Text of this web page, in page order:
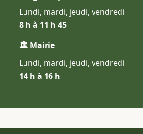
Lundi, mardi, jeudi, vendredi
8 h à 11 h 45
🏛 Mairie
Lundi, mardi, jeudi, vendredi
14 h à 16 h